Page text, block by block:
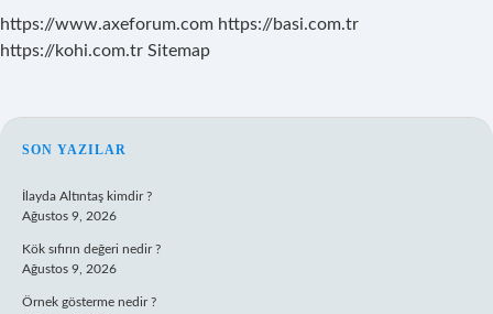
Hakkımızda
https://www.axeforum.com https://basi.com.tr
https://kohi.com.tr Sitemap
SIDEBAR
SON YAZILAR
İlayda Altıntaş kimdir ?
Ağustos 9, 2026
Kök sıfırın değeri nedir ?
Ağustos 9, 2026
Örnek gösterme nedir ?